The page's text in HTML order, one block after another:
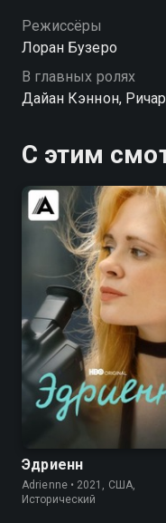
Режиссёры
Лоран Бузеро
В главных ролях
Дайан Кэннон,
С этим
7.6 7.4
Эдриенн
Adrienne • 2021, США,
Исторический